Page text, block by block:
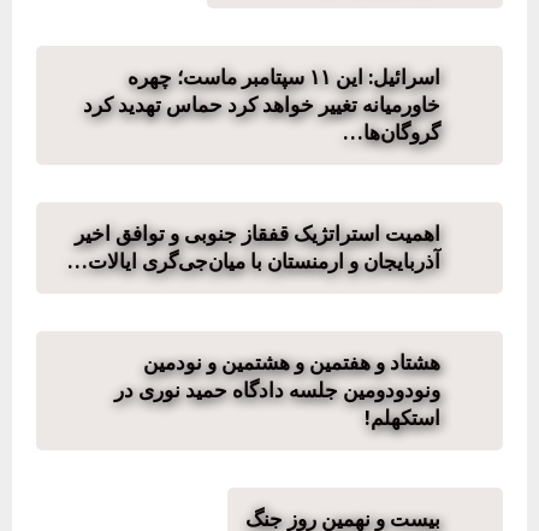
اسرائیل: این ۱۱ سپتامبر ماست؛ چهره
خاورمیانه تغییر خواهد کرد حماس تهدید کرد
گروگان‌ها…
اهمیت استراتژیک قفقاز جنوبی و توافق اخیر
آذربایجان و ارمنستان با میان‌جی‌گری ایالات…
هشتاد ‌و‌ هفتمین و هشتمین و نودمین
ونود‌و‌دومین جلسه دادگاه حمید نوری در
استکهلم!
بیست و نهمین روز جنگ